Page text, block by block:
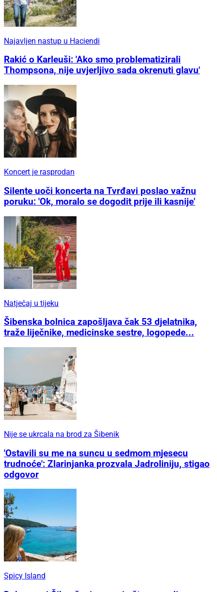
Najavljen nastup u Haciendi
Rakić o Karleuši: 'Ako smo problematizirali
Thompsona, nije uvjerljivo sada okrenuti glavu'
Koncert je rasprodan
Silente uoči koncerta na Tvrđavi poslao važnu
poruku: 'Ok, moralo se dogodit prije ili kasnije'
Natječaj u tijeku
Šibenska bolnica zapošljava čak 53 djelatnika,
traže liječnike, medicinske sestre, logopede...
Nije se ukrcala na brod za Šibenik
'Ostavili su me na suncu u sedmom mjesecu
trudnoće': Zlarinjanka prozvala Jadroliniju, stigao
odgovor
Spicy Island